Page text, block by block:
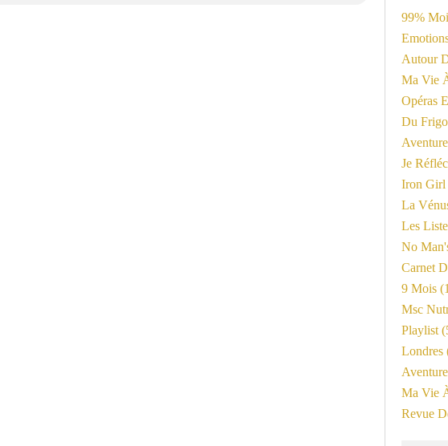
99% Moi
Autour
Ma Vie
Opéras
Du
Je
Iron Girl
La
Les
No
Carnet
9 Mois
Msc
Playlist
Londres
Ma Vie
Revue